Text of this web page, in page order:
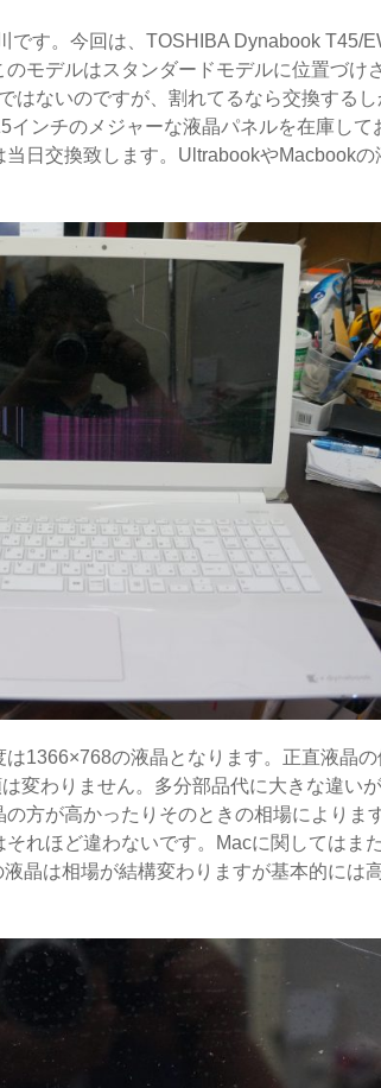
です。今回は、TOSHIBA Dynabook T45/
モデルはスタンダードモデルに位置づけ
はないのですが、割れてるなら交換するし
インチのメジャーな液晶パネルを在庫して
日交換致します。UltrabookやMacbookの
1366×768の液晶となります。正直液晶の
変わりません。多分部品代に大きな違い
方が高かったりそのときの相場によりま
れほど違わないです。Macに関してはま
晶は相場が結構変わりますが基本的には